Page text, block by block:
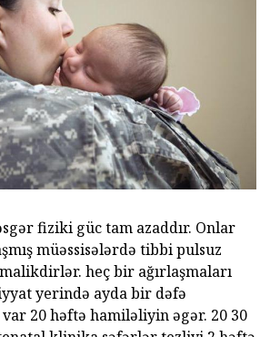
fiziki güc tam azaddır. Onlar
müəssisələrdə tibbi pulsuz
heç bir ağırlaşmaları
yerində ayda bir dəfə
20 həftə hamiləliyin əgər. 20 30